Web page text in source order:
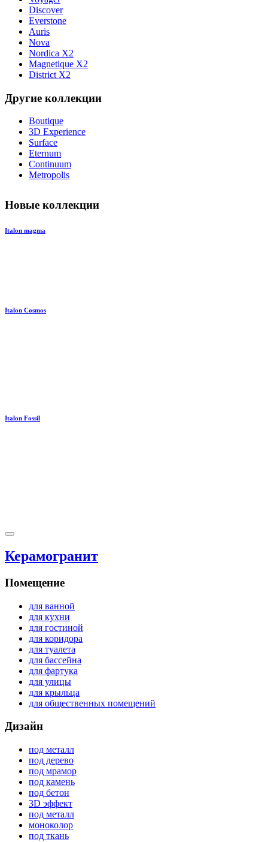
Discover
Everstone
Auris
Nova
Nordica X2
Magnetique X2
District X2
Другие коллекции
Boutique
3D Experience
Surface
Eternum
Continuum
Metropolis
Новые коллекции
Italon magma
Italon Cosmos
Italon Fossil
Керамогранит
Помещение
для ванной
для кухни
для гостиной
для коридора
для туалета
для бассейна
для фартука
для улицы
для крыльца
для общественных помещений
Дизайн
под металл
под дерево
под мрамор
под камень
под бетон
3D эффект
под металл
моноколор
под ткань